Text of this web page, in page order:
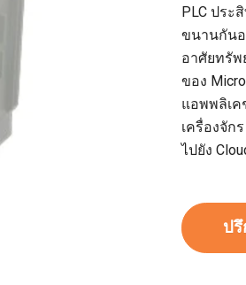
PLC ประ
ขนานกันอ
อาศัยทรั
ของ
แอพพลิเค
เครื่องจัก
ไปยัง
ป